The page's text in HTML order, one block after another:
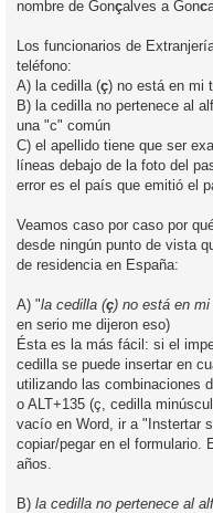
nombre de Gonçalves a Gonc
Los funcionarios de
teléfono:
A) la cedilla (ç) no está en mi
B) la cedilla no pertenece al
una "c" común
C) el apellido tiene que ser
líneas debajo de la foto del
error es el país que emitió el
Veamos caso por caso por
desde ningún punto de vista
de residencia en España:
A) "la cedilla (ç) no está en
en serio me dijeron eso)
Ésta es la más fácil: si el
cedilla se puede insertar en
utilizando las combinaciones
o ALT+135 (ç, cedilla
vacío en Word, ir a "Instertar
copiar/pegar en el formulario.
años.
B) la cedilla no pertenece al